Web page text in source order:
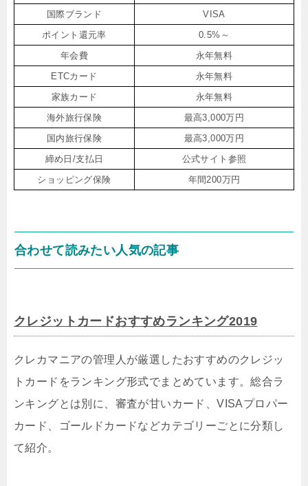
国際ブランド
VISA
ポイント還元率
0.5%～
年会費
永年無料
ETCカード
永年無料
家族カード
永年無料
海外旅行保険
最高3,000万円
国内旅行保険
最高3,000万円
締め日/支払日
公式サイト参照
ショッピング保険
年間200万円
合わせて読みたい人気の記事
クレジットカードおすすめランキング2019
クレカマニアの管理人が厳選したおすすめのクレジッ
トカードをランキング形式でまとめています。総合ラ
ンキングとは別に、審査が甘いカード、VISAプロパー
カード、ゴールドカードなどカテゴリーごとに分類し
て紹介。